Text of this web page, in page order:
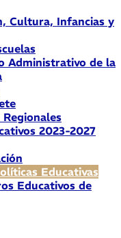
Cultura, Infancias y
Administrativo de la
Regionales
2023-2027
Educativas
Educativos de